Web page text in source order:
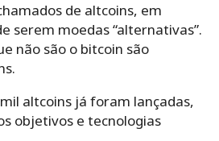
de altcoins, em
serem moedas “alternativas”.
não são o bitcoin são
altcoins já foram lançadas,
objetivos e tecnologias